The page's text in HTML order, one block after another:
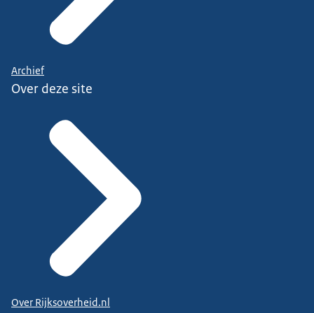
Archief
Over deze site
Over Rijksoverheid.nl